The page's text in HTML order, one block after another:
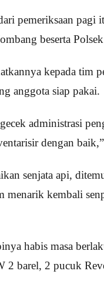
pemeriksaan pagi
beserta
kepada tim
anggota siap pakai.
administrasi
dengan
senjata api,
menarik kembali
habis masa
barel, 2 pucuk